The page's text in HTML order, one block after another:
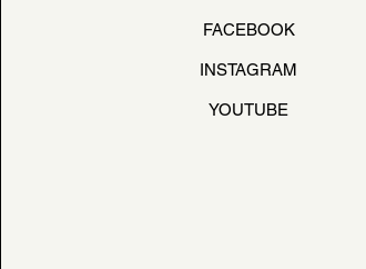
FACEBOOK
INSTAGRAM
YOUTUBE